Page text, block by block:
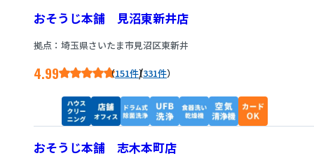
おそうじ本舗 見沼東新井店
拠点：埼玉県さいたま市見沼区東新井
4.99 151件/331件
おそうじ本舗 志木本町店